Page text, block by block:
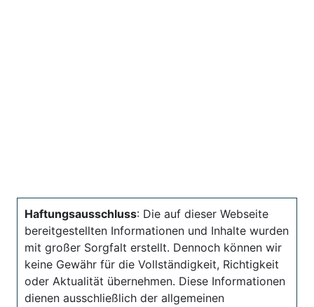
Haftungsausschluss: Die auf dieser Webseite
bereitgestellten Informationen und Inhalte wurden
mit großer Sorgfalt erstellt. Dennoch können wir
keine Gewähr für die Vollständigkeit, Richtigkeit
oder Aktualität übernehmen. Diese Informationen
dienen ausschließlich der allgemeinen